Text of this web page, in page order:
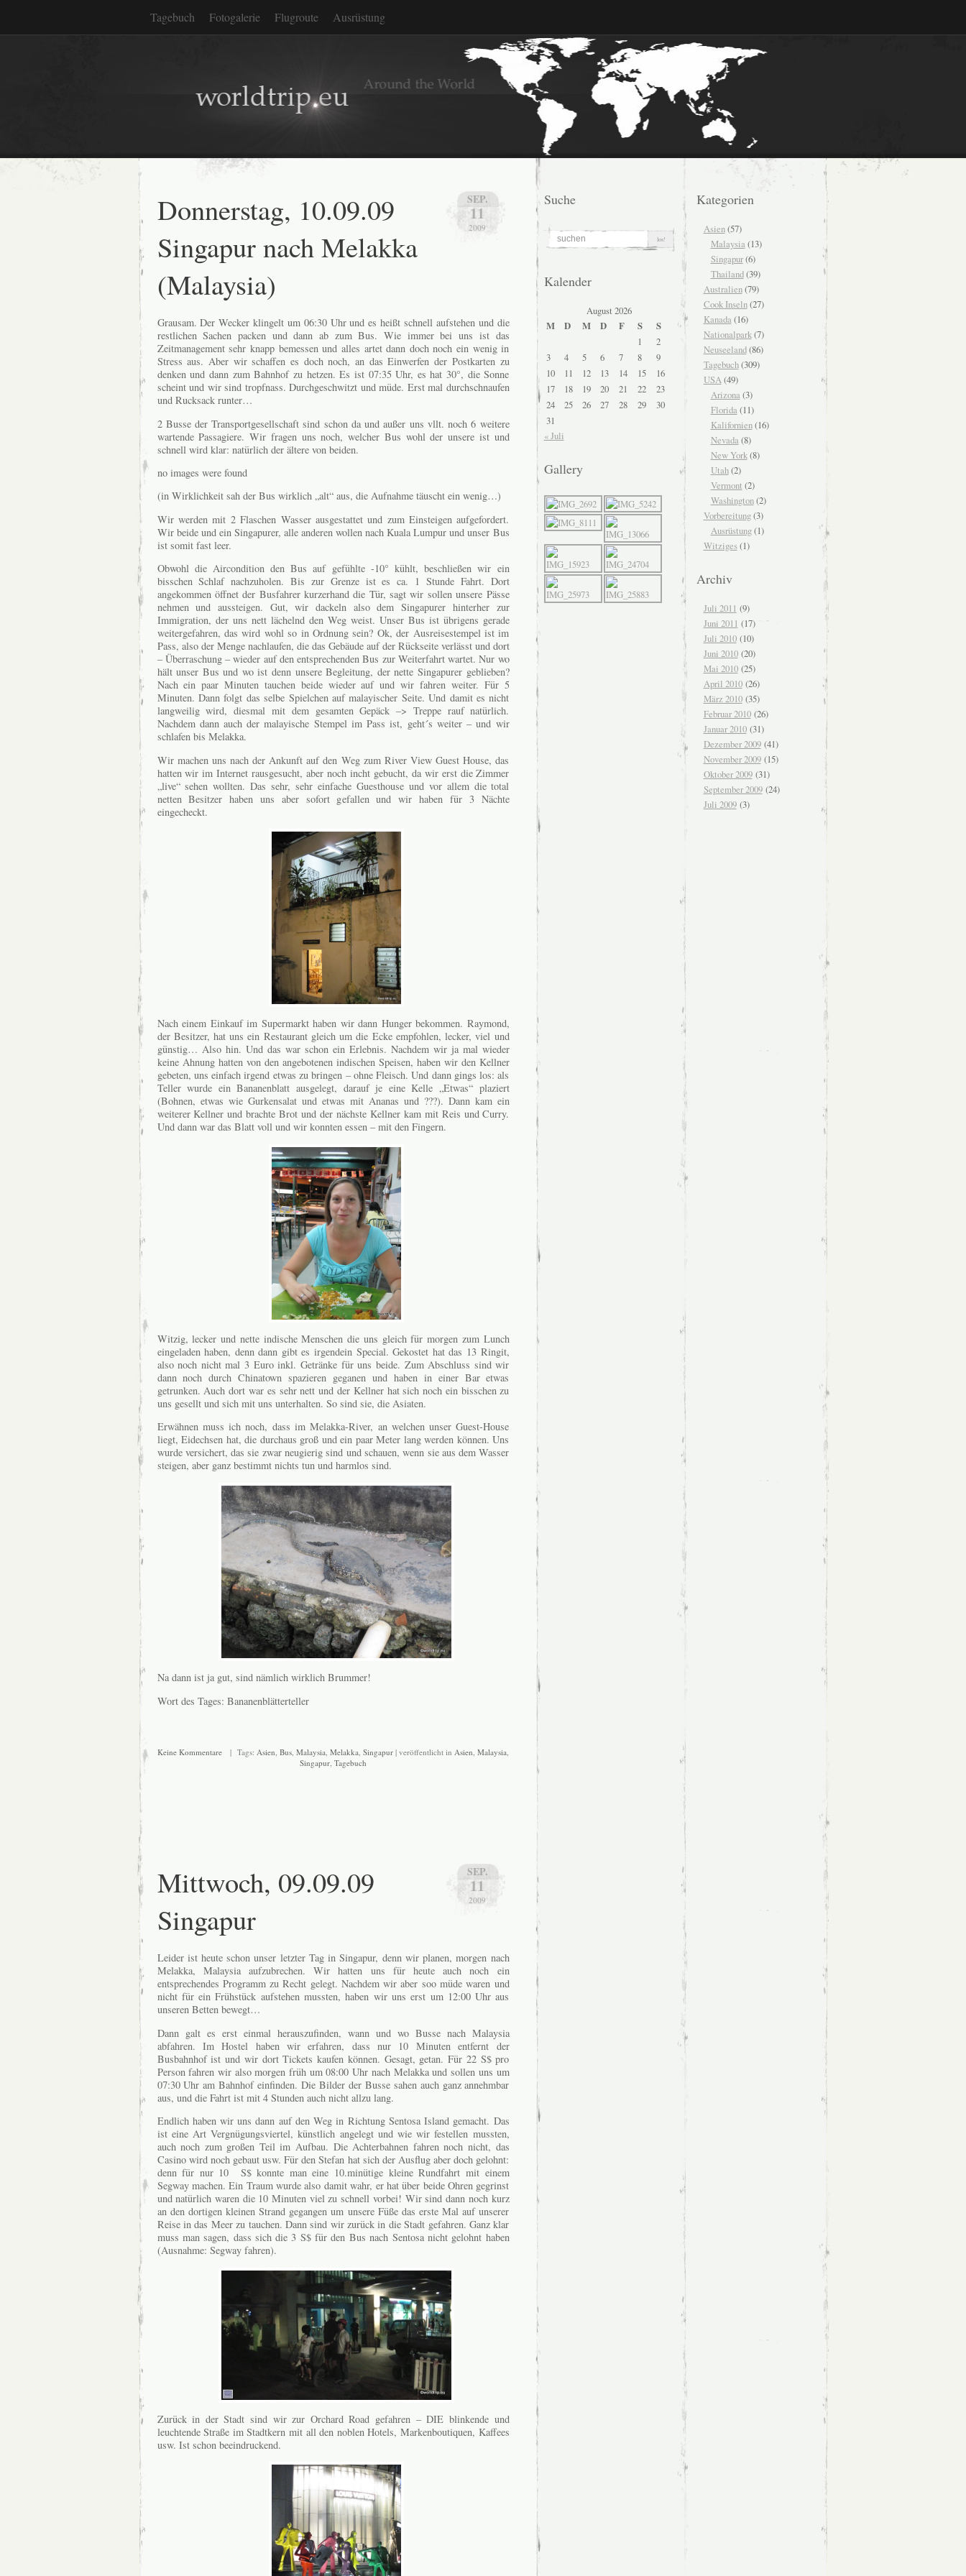
Tagebuch Fotogalerie Flugroute Ausrüstung
SEP.
11
2009
Donnerstag, 10.09.09
Singapur nach Melakka
(Malaysia)
Grausam. Der Wecker klingelt um 06:30 Uhr und es heißt schnell aufstehen und die
restlichen Sachen packen und dann ab zum Bus. Wie immer bei uns ist das
Zeitmanagement sehr knapp bemessen und alles artet dann doch noch ein wenig in
Stress aus. Aber wir schaffen es doch noch, an das Einwerfen der Postkarten zu
denken und dann zum Bahnhof zu hetzen. Es ist 07:35 Uhr, es hat 30°, die Sonne
scheint und wir sind tropfnass. Durchgeschwitzt und müde. Erst mal durchschnaufen
und Rucksack runter…
2 Busse der Transportgesellschaft sind schon da und außer uns vllt. noch 6 weitere
wartende Passagiere. Wir fragen uns noch, welcher Bus wohl der unsere ist und
schnell wird klar: natürlich der ältere von beiden.
no images were found
(in Wirklichkeit sah der Bus wirklich „alt“ aus, die Aufnahme täuscht ein wenig…)
Wir werden mit 2 Flaschen Wasser ausgestattet und zum Einsteigen aufgefordert.
Wir beide und ein Singapurer, alle anderen wollen nach Kuala Lumpur und unser Bus
ist somit fast leer.
Obwohl die Aircondition den Bus auf gefühlte -10° kühlt, beschließen wir ein
bisschen Schlaf nachzuholen. Bis zur Grenze ist es ca. 1 Stunde Fahrt. Dort
angekommen öffnet der Busfahrer kurzerhand die Tür, sagt wir sollen unsere Pässe
nehmen und aussteigen. Gut, wir dackeln also dem Singapurer hinterher zur
Immigration, der uns nett lächelnd den Weg weist. Unser Bus ist übrigens gerade
weitergefahren, das wird wohl so in Ordnung sein? Ok, der Ausreisestempel ist im
Pass, also der Menge nachlaufen, die das Gebäude auf der Rückseite verlässt und dort
– Überraschung – wieder auf den entsprechenden Bus zur Weiterfahrt wartet. Nur wo
hält unser Bus und wo ist denn unsere Begleitung, der nette Singapurer geblieben?
Nach ein paar Minuten tauchen beide wieder auf und wir fahren weiter. Für 5
Minuten. Dann folgt das selbe Spielchen auf malayischer Seite. Und damit es nicht
langweilig wird, diesmal mit dem gesamten Gepäck –> Treppe rauf natürlich.
Nachdem dann auch der malayische Stempel im Pass ist, geht´s weiter – und wir
schlafen bis Melakka.
Wir machen uns nach der Ankunft auf den Weg zum River View Guest House, das
hatten wir im Internet rausgesucht, aber noch incht gebucht, da wir erst die Zimmer
„live“ sehen wollten. Das sehr, sehr einfache Guesthouse und vor allem die total
netten Besitzer haben uns aber sofort gefallen und wir haben für 3 Nächte
eingecheckt.
Nach einem Einkauf im Supermarkt haben wir dann Hunger bekommen. Raymond,
der Besitzer, hat uns ein Restaurant gleich um die Ecke empfohlen, lecker, viel und
günstig… Also hin. Und das war schon ein Erlebnis. Nachdem wir ja mal wieder
keine Ahnung hatten von den angebotenen indischen Speisen, haben wir den Kellner
gebeten, uns einfach irgend etwas zu bringen – ohne Fleisch. Und dann gings los: als
Teller wurde ein Bananenblatt ausgelegt, darauf je eine Kelle „Etwas“ plaziert
(Bohnen, etwas wie Gurkensalat und etwas mit Ananas und ???). Dann kam ein
weiterer Kellner und brachte Brot und der nächste Kellner kam mit Reis und Curry.
Und dann war das Blatt voll und wir konnten essen – mit den Fingern.
Witzig, lecker und nette indische Menschen die uns gleich für morgen zum Lunch
eingeladen haben, denn dann gibt es irgendein Special. Gekostet hat das 13 Ringit,
also noch nicht mal 3 Euro inkl. Getränke für uns beide. Zum Abschluss sind wir
dann noch durch Chinatown spazieren geganen und haben in einer Bar etwas
getrunken. Auch dort war es sehr nett und der Kellner hat sich noch ein bisschen zu
uns gesellt und sich mit uns unterhalten. So sind sie, die Asiaten.
Erwähnen muss ich noch, dass im Melakka-River, an welchen unser Guest-House
liegt, Eidechsen hat, die durchaus groß und ein paar Meter lang werden können. Uns
wurde versichert, das sie zwar neugierig sind und schauen, wenn sie aus dem Wasser
steigen, aber ganz bestimmt nichts tun und harmlos sind.
Na dann ist ja gut, sind nämlich wirklich Brummer!
Wort des Tages: Bananenblätterteller
Keine Kommentare | Tags: Asien, Bus, Malaysia, Melakka, Singapur | veröffentlicht in Asien, Malaysia,
Singapur, Tagebuch
SEP.
11
2009
Mittwoch, 09.09.09
Singapur
Leider ist heute schon unser letzter Tag in Singapur, denn wir planen, morgen nach
Melakka, Malaysia aufzubrechen. Wir hatten uns für heute auch noch ein
entsprechendes Programm zu Recht gelegt. Nachdem wir aber soo müde waren und
nicht für ein Frühstück aufstehen mussten, haben wir uns erst um 12:00 Uhr aus
unseren Betten bewegt…
Dann galt es erst einmal herauszufinden, wann und wo Busse nach Malaysia
abfahren. Im Hostel haben wir erfahren, dass nur 10 Minuten entfernt der
Busbahnhof ist und wir dort Tickets kaufen können. Gesagt, getan. Für 22 S$ pro
Person fahren wir also morgen früh um 08:00 Uhr nach Melakka und sollen uns um
07:30 Uhr am Bahnhof einfinden. Die Bilder der Busse sahen auch ganz annehmbar
aus, und die Fahrt ist mit 4 Stunden auch nicht allzu lang.
Endlich haben wir uns dann auf den Weg in Richtung Sentosa Island gemacht. Das
ist eine Art Vergnügungsviertel, künstlich angelegt und wie wir festellen mussten,
auch noch zum großen Teil im Aufbau. Die Achterbahnen fahren noch nicht, das
Casino wird noch gebaut usw. Für den Stefan hat sich der Ausflug aber doch gelohnt:
denn für nur 10 S$ konnte man eine 10.minütige kleine Rundfahrt mit einem
Segway machen. Ein Traum wurde also damit wahr, er hat über beide Ohren gegrinst
und natürlich waren die 10 Minuten viel zu schnell vorbei! Wir sind dann noch kurz
an den dortigen kleinen Strand gegangen um unsere Füße das erste Mal auf unserer
Reise in das Meer zu tauchen. Dann sind wir zurück in die Stadt gefahren. Ganz klar
muss man sagen, dass sich die 3 S$ für den Bus nach Sentosa nicht gelohnt haben
(Ausnahme: Segway fahren).
Zurück in der Stadt sind wir zur Orchard Road gefahren – DIE blinkende und
leuchtende Straße im Stadtkern mit all den noblen Hotels, Markenboutiquen, Kaffees
usw. Ist schon beeindruckend.
Suche
Kalender
August 2026
M
D M D F S
S
1
2
3
4 5 6 7 8
9
10
11 12 13 14 15
16
17
18 19 20 21 22
23
24
25 26 27 28 29
30
31
« Juli
Gallery
Kategorien
Asien(57)
Malaysia(13)
Singapur(6)
Thailand(39)
Australien(79)
Cook Inseln(27)
Kanada(16)
Nationalpark(7)
Neuseeland(86)
Tagebuch(309)
USA(49)
Arizona(3)
Florida(11)
Kalifornien(16)
Nevada(8)
New York(8)
Utah(2)
Vermont (2)
Washington(2)
Vorbereitung(3)
Ausrüstung(1)
Witziges(1)
Archiv
Juli 2011 (9)
Juni 2011 (17)
Juli 2010(10)
Juni 2010(20)
Mai 2010(25)
April 2010(26)
März 2010(35)
Februar 2010(26)
Januar 2010(31)
Dezember 2009(41)
November 2009(15)
Oktober 2009(31)
September 2009(24)
Juli 2009(3)